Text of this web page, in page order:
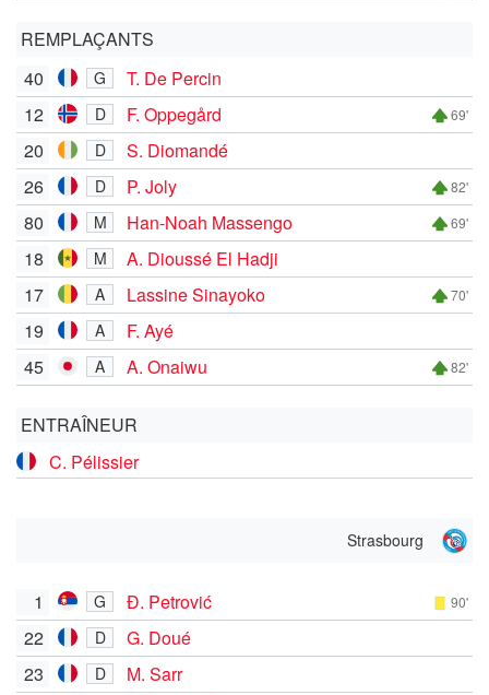
REMPLAÇANTS
40
G
T. De Percin
12
D F. Oppegård 69'
20 D
S. Diomandé
26
D P. Joly 82'
80 M Han-Noah Massengo 69'
18 M
A. Dioussé El Hadji
17
A Lassine Sinayoko 70'
19 A
F. Ayé
45
A A. Onaiwu 82'
ENTRAÎNEUR
C. Pélissier
Strasbourg
1 G Đ. Petrović 90'
22 D
G. Doué
23
D
M. Sarr